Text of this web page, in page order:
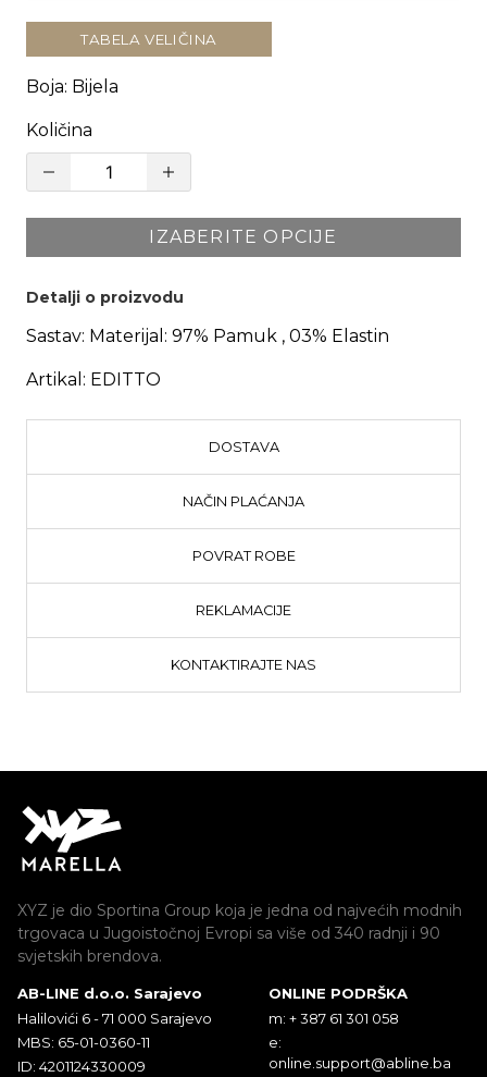
TABELA VELIČINA
Boja: Bijela
Količina
IZABERITE OPCIJE
Detalji o proizvodu
Sastav: Materijal: 97% Pamuk , 03% Elastin
Artikal: EDITTO
DOSTAVA
NAČIN PLAĆANJA
POVRAT ROBE
REKLAMACIJE
KONTAKTIRAJTE NAS
XYZ je dio Sportina Group koja je jedna od najvećih modnih
trgovaca u Jugoistočnoj Evropi sa više od 340 radnji i 90
svjetskih brendova.
AB-LINE d.o.o. Sarajevo
Halilovići 6 - 71 000 Sarajevo
MBS: 65-01-0360-11
ID: 4201124330009
ONLINE PODRŠKA
m: + 387 61 301 058
e:
online.support@abline.ba